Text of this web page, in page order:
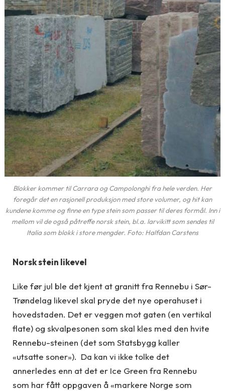
Blokker kommer til Carrara og Campolonghi fra hele verden. Her
foregår det en rasjonell produksjon med store volumer, og hit kan
kundene komme og finne en type stein som passer til deres formål. Inn i
mellom vil de også påtreffe norsk stein, bl.a. larvikitt som sendes til
Italia som blokk i store mengder. Foto: Halfdan Carstens
Norsk stein likevel
Like før jul ble det kjent at granitt fra Rennebu i Sør-
Trøndelag likevel skal pryde det nye operahuset i
hovedstaden. Det er veggen mot gaten (en vertikal
flate) og skvalpesonen som skal kles med den hvite
Rennebu-steinen (det som Statsbygg kaller
«utsatte soner»). Da kan vi ikke tolke det
annerledes enn at det er Ice Green fra Rennebu
som har fått oppgaven å «markere Norge som